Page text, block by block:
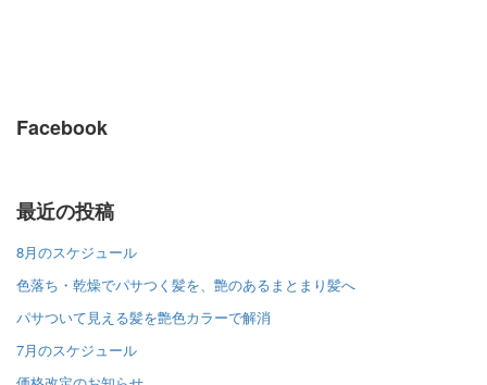
Facebook
最近の投稿
8月のスケジュール
色落ち・乾燥でパサつく髪を、艶のあるまとまり髪へ
パサついて見える髪を艶色カラーで解消
7月のスケジュール